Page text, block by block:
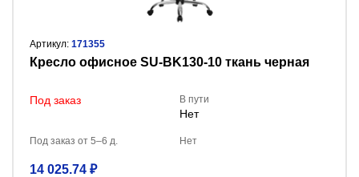
Артикул: 171355
Кресло офисное SU-BK130-10 ткань черная
Под заказ В пути
Нет
Под заказ от 5–6 д. Нет
14 025.74 ₽